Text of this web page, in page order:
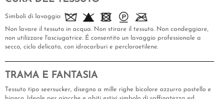
Simboli di lavaggio:
Non lavare il tessuto in acqua. Non stirare il tessuto. Non candeggiare,
non utilizzare l'asciugatrice. É consentito un lavaggio professionale a
secco, ciclo delicato, con idrocarburi e percloroetilene.
TRAMA E FANTASIA
Tessuto tipo seersucker, disegno a mille righe bicolore azzurro pastello e